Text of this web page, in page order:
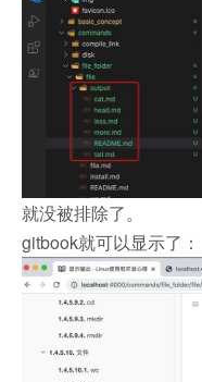
就没被排除了。
gitbook就可以显示了：